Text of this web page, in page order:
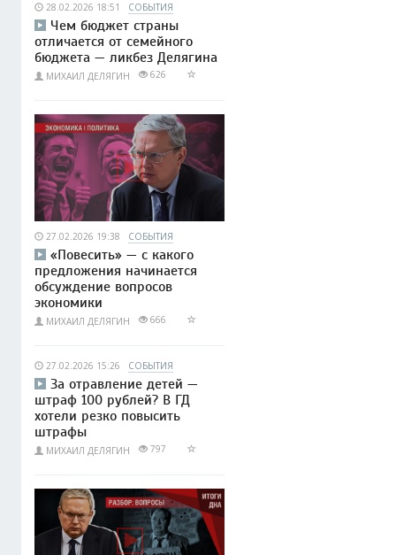
28.02.2026 18:51 СОБЫТИЯ
Чем бюджет страны
отличается от семейного
бюджета — ликбез Делягина
МИХАИЛ ДЕЛЯГИН 626
27.02.2026 19:38 СОБЫТИЯ
«Повесить» — с какого
предложения начинается
обсуждение вопросов
экономики
МИХАИЛ ДЕЛЯГИН 666
27.02.2026 15:26 СОБЫТИЯ
За отравление детей —
штраф 100 рублей? В ГД
хотели резко повысить
штрафы
МИХАИЛ ДЕЛЯГИН 797